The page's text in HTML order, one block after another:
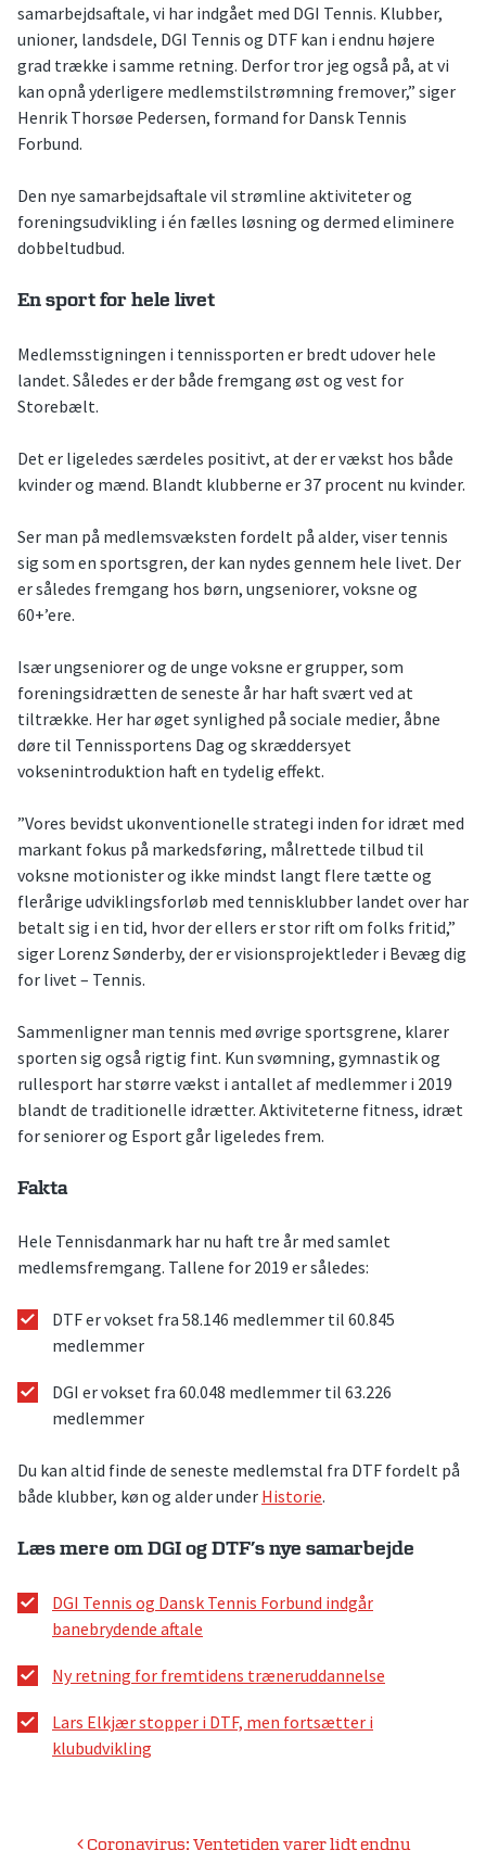
samarbejdsaftale, vi har indgået med DGI Tennis. Klubber,
unioner, landsdele, DGI Tennis og DTF kan i endnu højere
grad trække i samme retning. Derfor tror jeg også på, at vi
kan opnå yderligere medlemstilstrømning fremover,” siger
Henrik Thorsøe Pedersen, formand for Dansk Tennis
Forbund.
Den nye samarbejdsaftale vil strømline aktiviteter og
foreningsudvikling i én fælles løsning og dermed eliminere
dobbeltudbud.
En sport for hele livet
Medlemsstigningen i tennissporten er bredt udover hele
landet. Således er der både fremgang øst og vest for
Storebælt.
Det er ligeledes særdeles positivt, at der er vækst hos både
kvinder og mænd. Blandt klubberne er 37 procent nu kvinder.
Ser man på medlemsvæksten fordelt på alder, viser tennis
sig som en sportsgren, der kan nydes gennem hele livet. Der
er således fremgang hos børn, ungseniorer, voksne og
60+’ere.
Især ungseniorer og de unge voksne er grupper, som
foreningsidrætten de seneste år har haft svært ved at
tiltrække. Her har øget synlighed på sociale medier, åbne
døre til Tennissportens Dag og skræddersyet
voksenintroduktion haft en tydelig effekt.
”Vores bevidst ukonventionelle strategi inden for idræt med
markant fokus på markedsføring, målrettede tilbud til
voksne motionister og ikke mindst langt flere tætte og
flerårige udviklingsforløb med tennisklubber landet over har
betalt sig i en tid, hvor der ellers er stor rift om folks fritid,”
siger Lorenz Sønderby, der er visionsprojektleder i Bevæg dig
for livet – Tennis.
Sammenligner man tennis med øvrige sportsgrene, klarer
sporten sig også rigtig fint. Kun svømning, gymnastik og
rullesport har større vækst i antallet af medlemmer i 2019
blandt de traditionelle idrætter. Aktiviteterne fitness, idræt
for seniorer og Esport går ligeledes frem.
Fakta
Hele Tennisdanmark har nu haft tre år med samlet
medlemsfremgang. Tallene for 2019 er således:
DTF er vokset fra 58.146 medlemmer til 60.845
medlemmer
DGI er vokset fra 60.048 medlemmer til 63.226
medlemmer
Du kan altid finde de seneste medlemstal fra DTF fordelt på
både klubber, køn og alder under Historie.
Læs mere om DGI og DTF’s nye samarbejde
DGI Tennis og Dansk Tennis Forbund indgår
banebrydende aftale
Ny retning for fremtidens træneruddannelse
Lars Elkjær stopper i DTF, men fortsætter i
klubudvikling
Indlægsnavigation
Coronavirus: Ventetiden varer lidt endnu